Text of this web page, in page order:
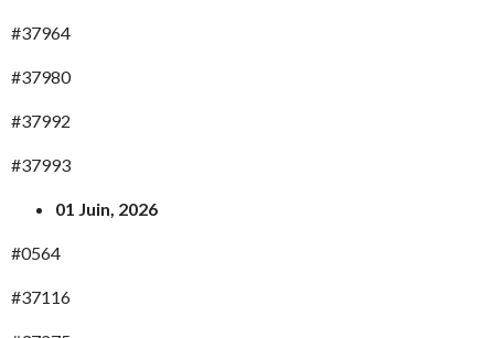
#37964
#37980
#37992
#37993
01 Juin, 2026
#0564
#37116